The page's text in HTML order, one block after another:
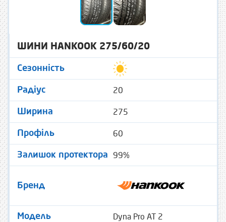
ШИНИ HANKOOK 275/60/20
Сезонність
Радіус 20
Ширина 275
Профіль 60
Залишок протектора 99%
Бренд
Модель Dyna Pro AT 2